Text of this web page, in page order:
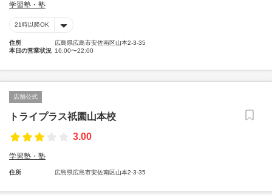
学習塾・塾
21時以降OK
住所
広島県広島市安佐南区山本2-3-35
本日の営業状況 16:00〜22:00
店舗公式
トライプラス祇園山本校
3.00
学習塾・塾
住所 広島県広島市安佐南区山本2-3-35